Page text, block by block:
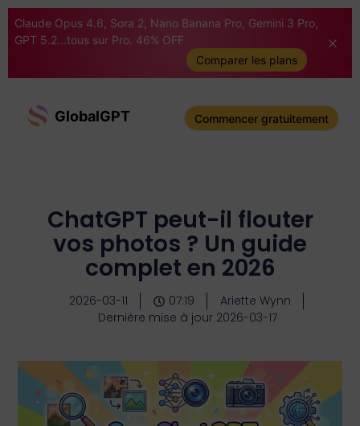
Claude Opus 4.6, Sora 2, Nano Banana Pro, Gemini 3 Pro,
GPT 5.2...tous sur Pro. 46% OFF
Comparer les plans
GlobalGPT Commencer gratuitement
ChatGPT peut-il flouter
vos photos ? Un guide
complet en 2026
2026-03-11 07:19
Ariette Wynn
Dernière mise à jour 2026-03-17